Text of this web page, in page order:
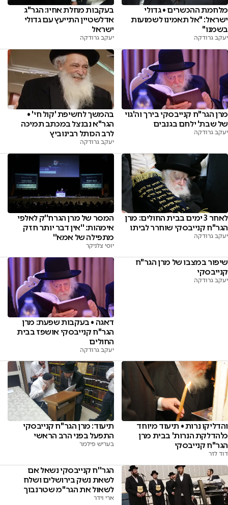
מלחמת ההכשרים • גדולי
ישראל: "אל תאמינו לשמועות
בשמנו"
יעקב גרודקה
בעקבות מחלת אחיו: הגר"ג
אדלשטיין התייעץ עם גדולי
ישראל
יעקב גרודקה
מרן הגר"ח קנייבסקי בירך וה'גוי
של שבת' ילחם בגנבים
יעקב גרודקה
בהמשך לחשיפת 'קול חי' •
הגר"א נבנצל במכתב תמיכה
לרב הכותל רבינוביץ
יעקב גרודקה
לאחר 3 ימים בבית החולים: מרן
הגר"ח קנייבסקי שוחרר לביתו
יעקב גרודקה
המסר של מרן הגרח''ק לאלפי
אימהות: ''אין דבר יותר חזק
מתפילה של אמא''
יוסי צלניקר
שיפור במצבו של מרן הגר"ח
קנייבסקי
יעקב גרודקה
דאגה • בעקבות שפעת: מרן
הגר"ח קנייבסקי אושפז בבית
החולים
יעקב גרודקה
והדליקו נרות • תיעוד מיוחד
מ'הדלקת הנרות' בבית מרן
הגר"ח קנייבסקי
דוד לזר
תיעוד: מרן הגר"ח קנייבסקי
התפעל בפני הרב הראשי
בעריש פילמר
הגר''ח קנייבסקי נשאל אם
לשאת נשק בירושלים ושלח
לשאול את הגר''מ שטרנבוך
ארי וידר